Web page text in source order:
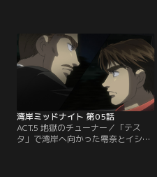
していた。そんなある日、180km／
hオーバーで走っているR32を余裕で
追い抜いて行く1台の車と遭遇す
る。それが「悪魔のZ」かもしれな
いと聞いた零奈は、再び湾岸へ。
【提供：バンダイチャンネル】
湾岸ミッドナイト 第05話
ACT.5 地獄のチューナー／「テス
タ」で湾岸へ向かった零奈とイシ